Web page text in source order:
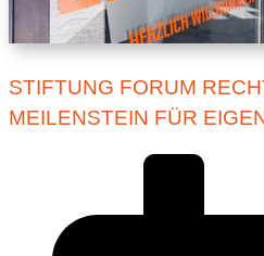
STIFTUNG FORUM
MEILENSTEIN FÜR